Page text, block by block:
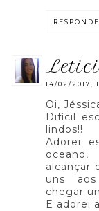
14/02/2017,
Oi,
Difícil
lindos!!
Adorei
alcançar
uns
chegar
E adorei